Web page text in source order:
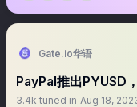
Gate.io华语
PayPal推出PYUSD
3.4k tuned in Aug 18,